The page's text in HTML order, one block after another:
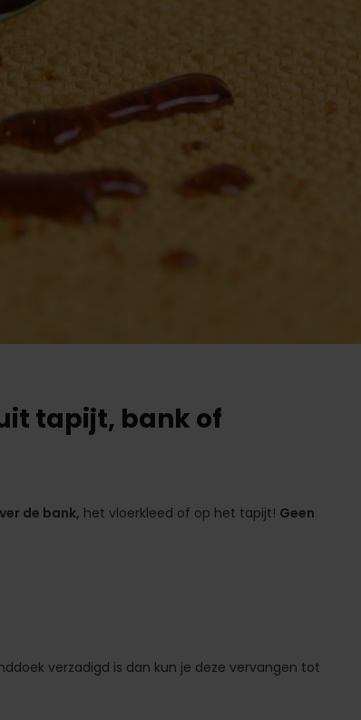
tapijt, bank of
de bank, het vloerkleed of op het tapijt! Geen
verzadigd is dan kun je deze vervangen tot